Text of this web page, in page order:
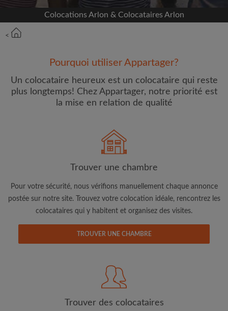
Loyer max par mois (€)
Adresse email
J'ai lu, compris et accepte les Conditions d'utilisation
CRÉER PROFIL
Colocations Arlon & Colocataires Arlon
<
Pourquoi utiliser Appartager?
Un colocataire heureux est un colocataire qui reste
plus longtemps! Chez Appartager, notre priorité est
la mise en relation de qualité
Trouver une chambre
Pour votre sécurité, nous vérifions manuellement chaque annonce
postée sur notre site. Trouvez votre colocation idéale, rencontrez les
colocataires qui y habitent et organisez des visites.
TROUVER UNE CHAMBRE
Trouver des colocataires